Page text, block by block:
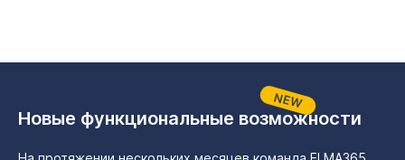
Новые функциональные возможности